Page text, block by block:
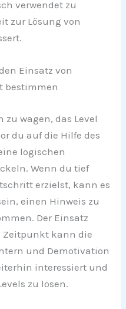
verwendet zu
zur Lösung von
Einsatz von
bestimmen
zu wagen, das Level
du auf die Hilfe des
logischen
Wenn du tief
erzielst, kann es
einen Hinweis zu
Der Einsatz
Zeitpunkt kann die
und Demotivation
interessiert und
zu lösen.